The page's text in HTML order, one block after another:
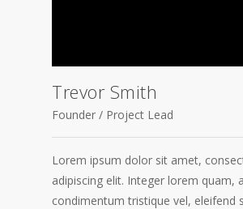
Trevor Smith
Founder / Project Lead
Lorem ipsum dolor sit amet,
adipiscing elit. Integer lorem quam,
condimentum tristique vel, eleifend